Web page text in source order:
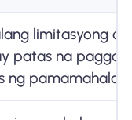
limitasyong
patas na
ng pamamahala